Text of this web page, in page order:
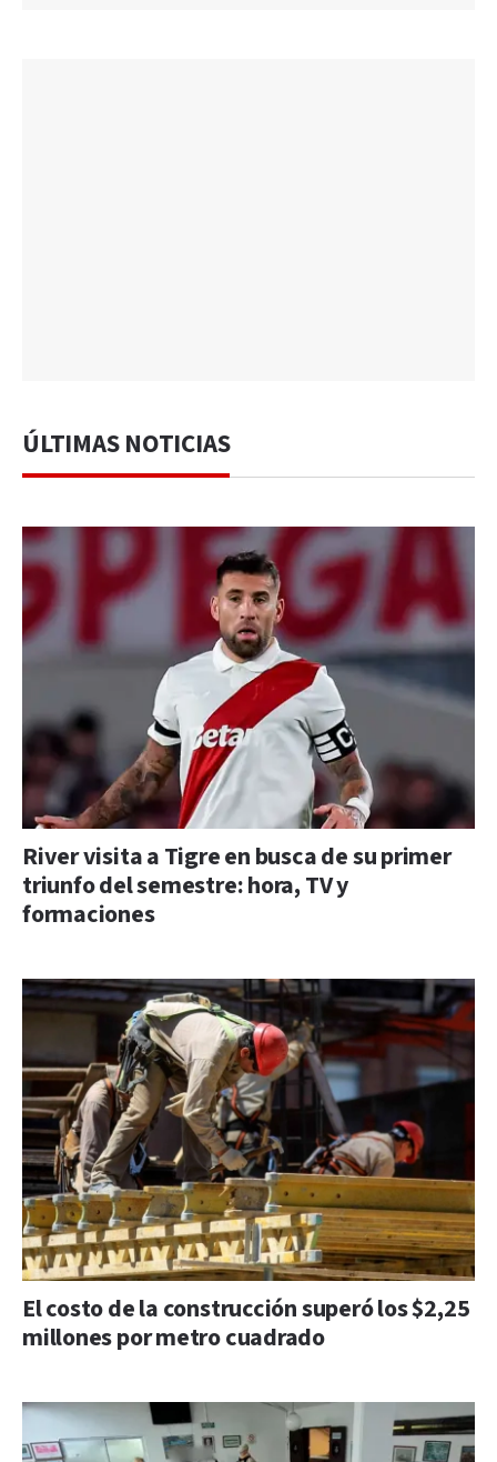
ÚLTIMAS NOTICIAS
River visita a Tigre en busca de su primer
triunfo del semestre: hora, TV y
formaciones
El costo de la construcción superó los $2,25
millones por metro cuadrado